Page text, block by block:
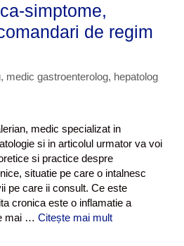
simptome,
de regim
medic gastroenterolog, hepatolog
medic specializat in
si in articolul urmator va voi
si practice despre
situatie pe care o intalnesc
pe care ii consult. Ce este
cronica este o inflamatie a
mai … Citește mai mult